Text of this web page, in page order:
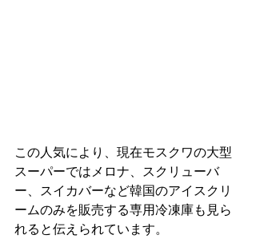
この人気により、現在モスクワの大型
スーパーではメロナ、スクリューバ
ー、スイカバーなど韓国のアイスクリ
ームのみを販売する専用冷凍庫も見ら
れると伝えられています。